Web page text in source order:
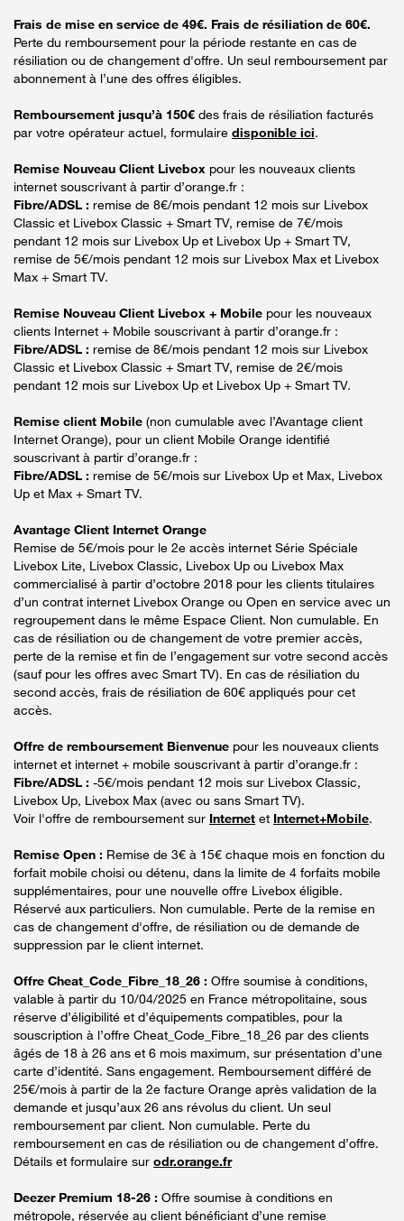
Frais de mise en service de 49€. Frais de résiliation de 60€.
Perte du remboursement pour la période restante en cas de
résiliation ou de changement d'offre. Un seul remboursement par
abonnement à l’une des offres éligibles.
Remboursement jusqu’à 150€ des frais de résiliation facturés
par votre opérateur actuel, formulaire disponible ici.
Remise Nouveau Client Livebox pour les nouveaux clients
internet souscrivant à partir d’orange.fr :
Fibre/ADSL : remise de 8€/mois pendant 12 mois sur Livebox
Classic et Livebox Classic + Smart TV, remise de 7€/mois
pendant 12 mois sur Livebox Up et Livebox Up + Smart TV,
remise de 5€/mois pendant 12 mois sur Livebox Max et Livebox
Max + Smart TV.
Remise Nouveau Client Livebox + Mobile pour les nouveaux
clients Internet + Mobile souscrivant à partir d’orange.fr :
Fibre/ADSL : remise de 8€/mois pendant 12 mois sur Livebox
Classic et Livebox Classic + Smart TV, remise de 2€/mois
pendant 12 mois sur Livebox Up et Livebox Up + Smart TV.
Remise client Mobile (non cumulable avec l’Avantage client
Internet Orange), pour un client Mobile Orange identifié
souscrivant à partir d’orange.fr :
Fibre/ADSL : remise de 5€/mois sur Livebox Up et Max, Livebox
Up et Max + Smart TV.
Avantage Client Internet Orange
Remise de 5€/mois pour le 2e accès internet Série Spéciale
Livebox Lite, Livebox Classic, Livebox Up ou Livebox Max
commercialisé à partir d’octobre 2018 pour les clients titulaires
d’un contrat internet Livebox Orange ou Open en service avec un
regroupement dans le même Espace Client. Non cumulable. En
cas de résiliation ou de changement de votre premier accès,
perte de la remise et fin de l’engagement sur votre second accès
(sauf pour les offres avec Smart TV). En cas de résiliation du
second accès, frais de résiliation de 60€ appliqués pour cet
accès.
Offre de remboursement Bienvenue pour les nouveaux clients
internet et internet + mobile souscrivant à partir d’orange.fr :
Fibre/ADSL : -5€/mois pendant 12 mois sur Livebox Classic,
Livebox Up, Livebox Max (avec ou sans Smart TV).
Voir l'offre de remboursement sur Internet et Internet+Mobile.
Remise Open : Remise de 3€ à 15€ chaque mois en fonction du
forfait mobile choisi ou détenu, dans la limite de 4 forfaits mobile
supplémentaires, pour une nouvelle offre Livebox éligible.
Réservé aux particuliers. Non cumulable. Perte de la remise en
cas de changement d'offre, de résiliation ou de demande de
suppression par le client internet.
Offre Cheat_Code_Fibre_18_26 : Offre soumise à conditions,
valable à partir du 10/04/2025 en France métropolitaine, sous
réserve d’éligibilité et d’équipements compatibles, pour la
souscription à l’offre Cheat_Code_Fibre_18_26 par des clients
âgés de 18 à 26 ans et 6 mois maximum, sur présentation d’une
carte d’identité. Sans engagement. Remboursement différé de
25€/mois à partir de la 2e facture Orange après validation de la
demande et jusqu’aux 26 ans révolus du client. Un seul
remboursement par client. Non cumulable. Perte du
remboursement en cas de résiliation ou de changement d’offre.
Détails et formulaire sur odr.orange.fr
Deezer Premium 18-26 : Offre soumise à conditions en
métropole, réservée au client bénéficiant d’une remise